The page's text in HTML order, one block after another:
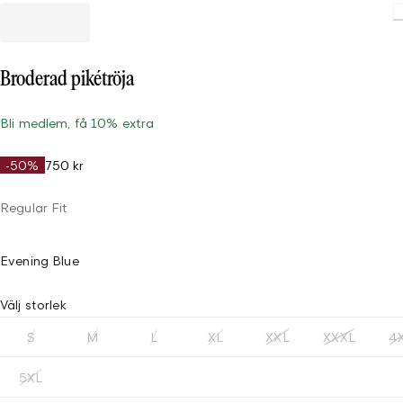
Broderad pikétröja
Bli medlem, få 10% extra
-50% 750 kr
Regular Fit
Evening Blue
Välj storlek
S M L XL XXL XXXL
5XL